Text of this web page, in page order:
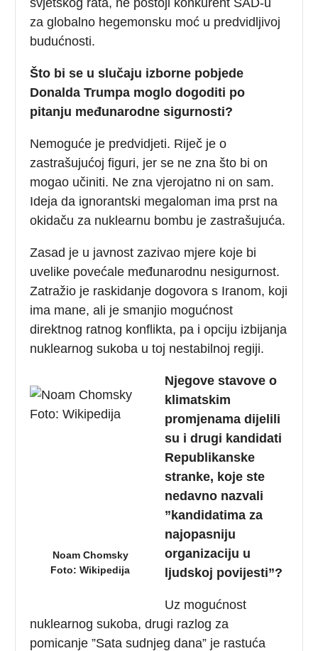
za globalno hegemonsku moć u predvidljivoj
budućnosti.
Što bi se u slučaju izborne pobjede
Donalda Trumpa moglo dogoditi po
pitanju međunarodne sigurnosti?
Nemoguće je predvidjeti. Riječ je o
zastrašujućoj figuri, jer se ne zna što bi on
mogao učiniti. Ne zna vjerojatno ni on sam.
Ideja da ignorantski megaloman ima prst na
okidaču za nuklearnu bombu je zastrašujuća.
Zasad je u javnost zazivao mjere koje bi
uvelike povećale međunarodnu nesigurnost.
Zatražio je raskidanje dogovora s Iranom, koji
ima mane, ali je smanjio mogućnost
direktnog ratnog konflikta, pa i opciju izbijanja
nuklearnog sukoba u toj nestabilnoj regiji.
Noam Chomsky
Foto: Wikipedija
Njegove stavove o
klimatskim
promjenama dijelili
su i drugi kandidati
Republikanske
stranke, koje ste
nedavno nazvali
”kandidatima za
najopasniju
organizaciju u
ljudskoj povijesti”?
Uz mogućnost
nuklearnog sukoba, drugi razlog za
pomicanje ”Sata sudnjeg dana” je rastuća